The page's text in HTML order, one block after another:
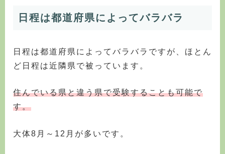
日程は都道府県によってバラバラ
日程は都道府県によってバラバラですが、ほとん
ど日程は近隣県で被っています。
住んでいる県と違う県で受験することも可能で
す。
大体8月～12月が多いです。